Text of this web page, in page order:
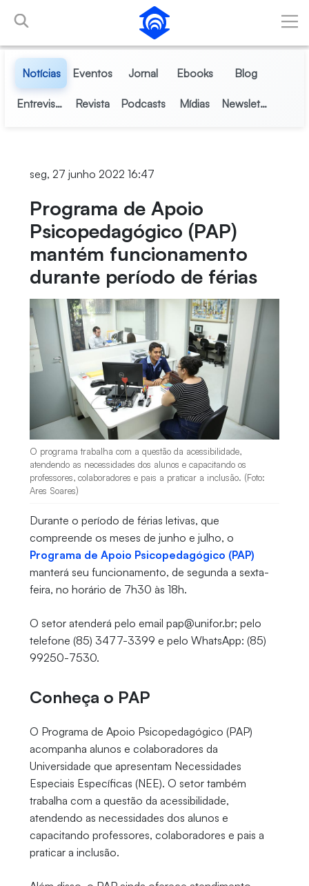
Pular para o Conteúdo principal
Notícias Eventos Jornal Ebooks Blog
Entrevistas Revista Podcasts Mídias Newsletter
seg, 27 junho 2022 16:47
Programa de Apoio
Psicopedagógico (PAP)
mantém funcionamento
durante período de férias
O programa trabalha com a questão da acessibilidade,
atendendo as necessidades dos alunos e capacitando os
professores, colaboradores e pais a praticar a inclusão. (Foto:
Ares Soares)
Durante o período de férias letivas, que
compreende os meses de junho e julho, o
Programa de Apoio Psicopedagógico (PAP)
manterá seu funcionamento, de segunda a sexta-
feira, no horário de 7h30 às 18h.
O setor atenderá pelo email pap@unifor.br; pelo
telefone (85) 3477-3399 e pelo WhatsApp: (85)
99250-7530.
Conheça o PAP
O Programa de Apoio Psicopedagógico (PAP)
acompanha alunos e colaboradores da
Universidade que apresentam Necessidades
Especiais Específicas (NEE). O setor também
trabalha com a questão da acessibilidade,
atendendo as necessidades dos alunos e
capacitando professores, colaboradores e pais a
praticar a inclusão.